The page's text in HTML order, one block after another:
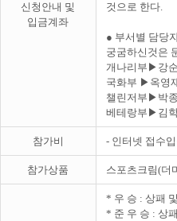
신청안내 및
입금계좌
것으로 한다.
● 부서별 담당
궁굼하신것은
개나리부▶강
국화부 ▶옥영
챌린저부▶박
베테랑부▶김
참가비 - 인터넷 접수
참가상품 스포츠크림(더
* 우 승 : 상패
* 준 우 승 : 상